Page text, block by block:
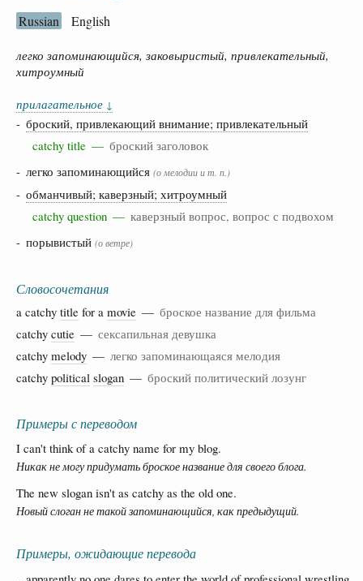
Russian English
легко запоминающийся, заковыристый, привлекательный,
хитроумный
прилагательное ↓
- броский, привлекающий внимание; привлекательный
catchy title — броский заголовок
- легко запоминающийся (о мелодии и т. п.)
- обманчивый; каверзный; хитроумный
catchy question — каверзный вопрос, вопрос с подвохом
- порывистый (о ветре)
Словосочетания
a catchy title for a movie — броское название для фильма
catchy cutie — сексапильная девушка
catchy melody — легко запоминающаяся мелодия
catchy political slogan — броский политический лозунг
Примеры с переводом
I can't think of a catchy name for my blog.
Никак не могу придумать броское название для своего блога.
The new slogan isn't as catchy as the old one.
Новый слоган не такой запоминающийся, как предыдущий.
Примеры, ожидающие перевода